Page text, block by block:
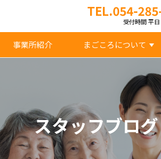
TEL.054-
受付時間 平
事業所紹介 まごころについて
スタッフブログ